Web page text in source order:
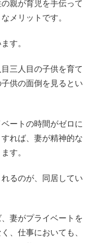
親が育児を手伝って
メリットです。
す。
三人目の子供を育て
供の面倒を見るとい
ートの時間がゼロに
れば、妻が精神的な
す。
るのが、同居してい
妻がプライベートを
、仕事においても、